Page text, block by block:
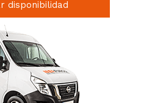
disponibilidad